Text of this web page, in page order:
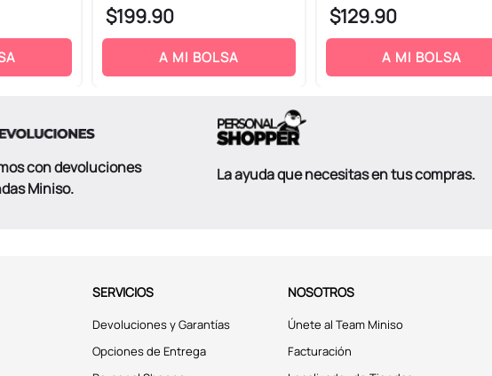
$199.90
A MI BOLSA
$129.90
A MI BOLSA
con devoluciones
Miniso.
La ayuda que necesitas en tus compras.
SERVICIOS
Devoluciones y Garantías
Opciones de Entrega
NOSOTROS
Únete al Team Miniso
Facturación